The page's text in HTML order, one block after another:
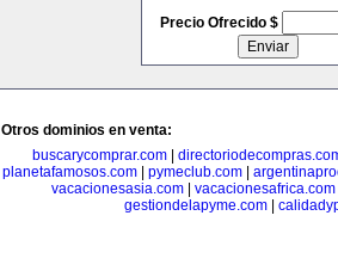
Precio Ofrecido $
Otros dominios en venta:
buscarycomprar.com|
planetafamosos.com| pymeclub.com|
vacacionesasia.com
vacacionesafrica.com
gestiondelapyme.com|